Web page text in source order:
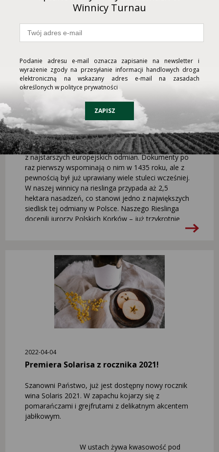
prosimy o kontakt pod numerem telefonu: 91 307 91
31 wew. 5 od poniedziałku do piątku w godz. 11:00 -
17:00 lub poza tymi godzinami mailowo pod
adresem: sklep@winnicaturnau.pl. Łączymy
2022-05-01
Maj miesiącem Rieslinga rozpoczęty!
Rusza kolejna odsłona akcji „Maj miesiącem
Rieslinga”! Przedstawiamy Państwu kilka informacji
na temat tej wyjątkowej odmiany: Riesling jest jedną
z najstarszych europejskich odmian. Dokumenty po
raz pierwszy wspominają o nim w 1435 roku, ale z
pewnością był już uprawiany wiele stuleci wcześniej.
W naszej winnicy na rieslinga przypada aż 2,5
hektara nasadzeń, co stanowi jedno z największych
siedlisk tej odmiany w Polsce. Naszego Rieslinga
docenili jurorzy Polskich Korków – już trzykrotnie
2022-04-04
Premiera Solarisa z rocznika 2021!
Szanowni Państwo, już jest dostępny nowy rocznik
wina Solaris 2021. W zapachu kojarzy się z
pomarańczami i grejfrutami z delikatnym akcentem
jabłkowym.
W ustach żywa kwasowość pod
Winnicy Turnau
Podanie adresu e-mail oznacza zapisanie na newsletter i
wyrażenie zgody na przesyłanie informacji handlowych droga
elektroniczną na wskazany adres e-mail na zasadach
określonych w polityce prywatności
ZAPISZ